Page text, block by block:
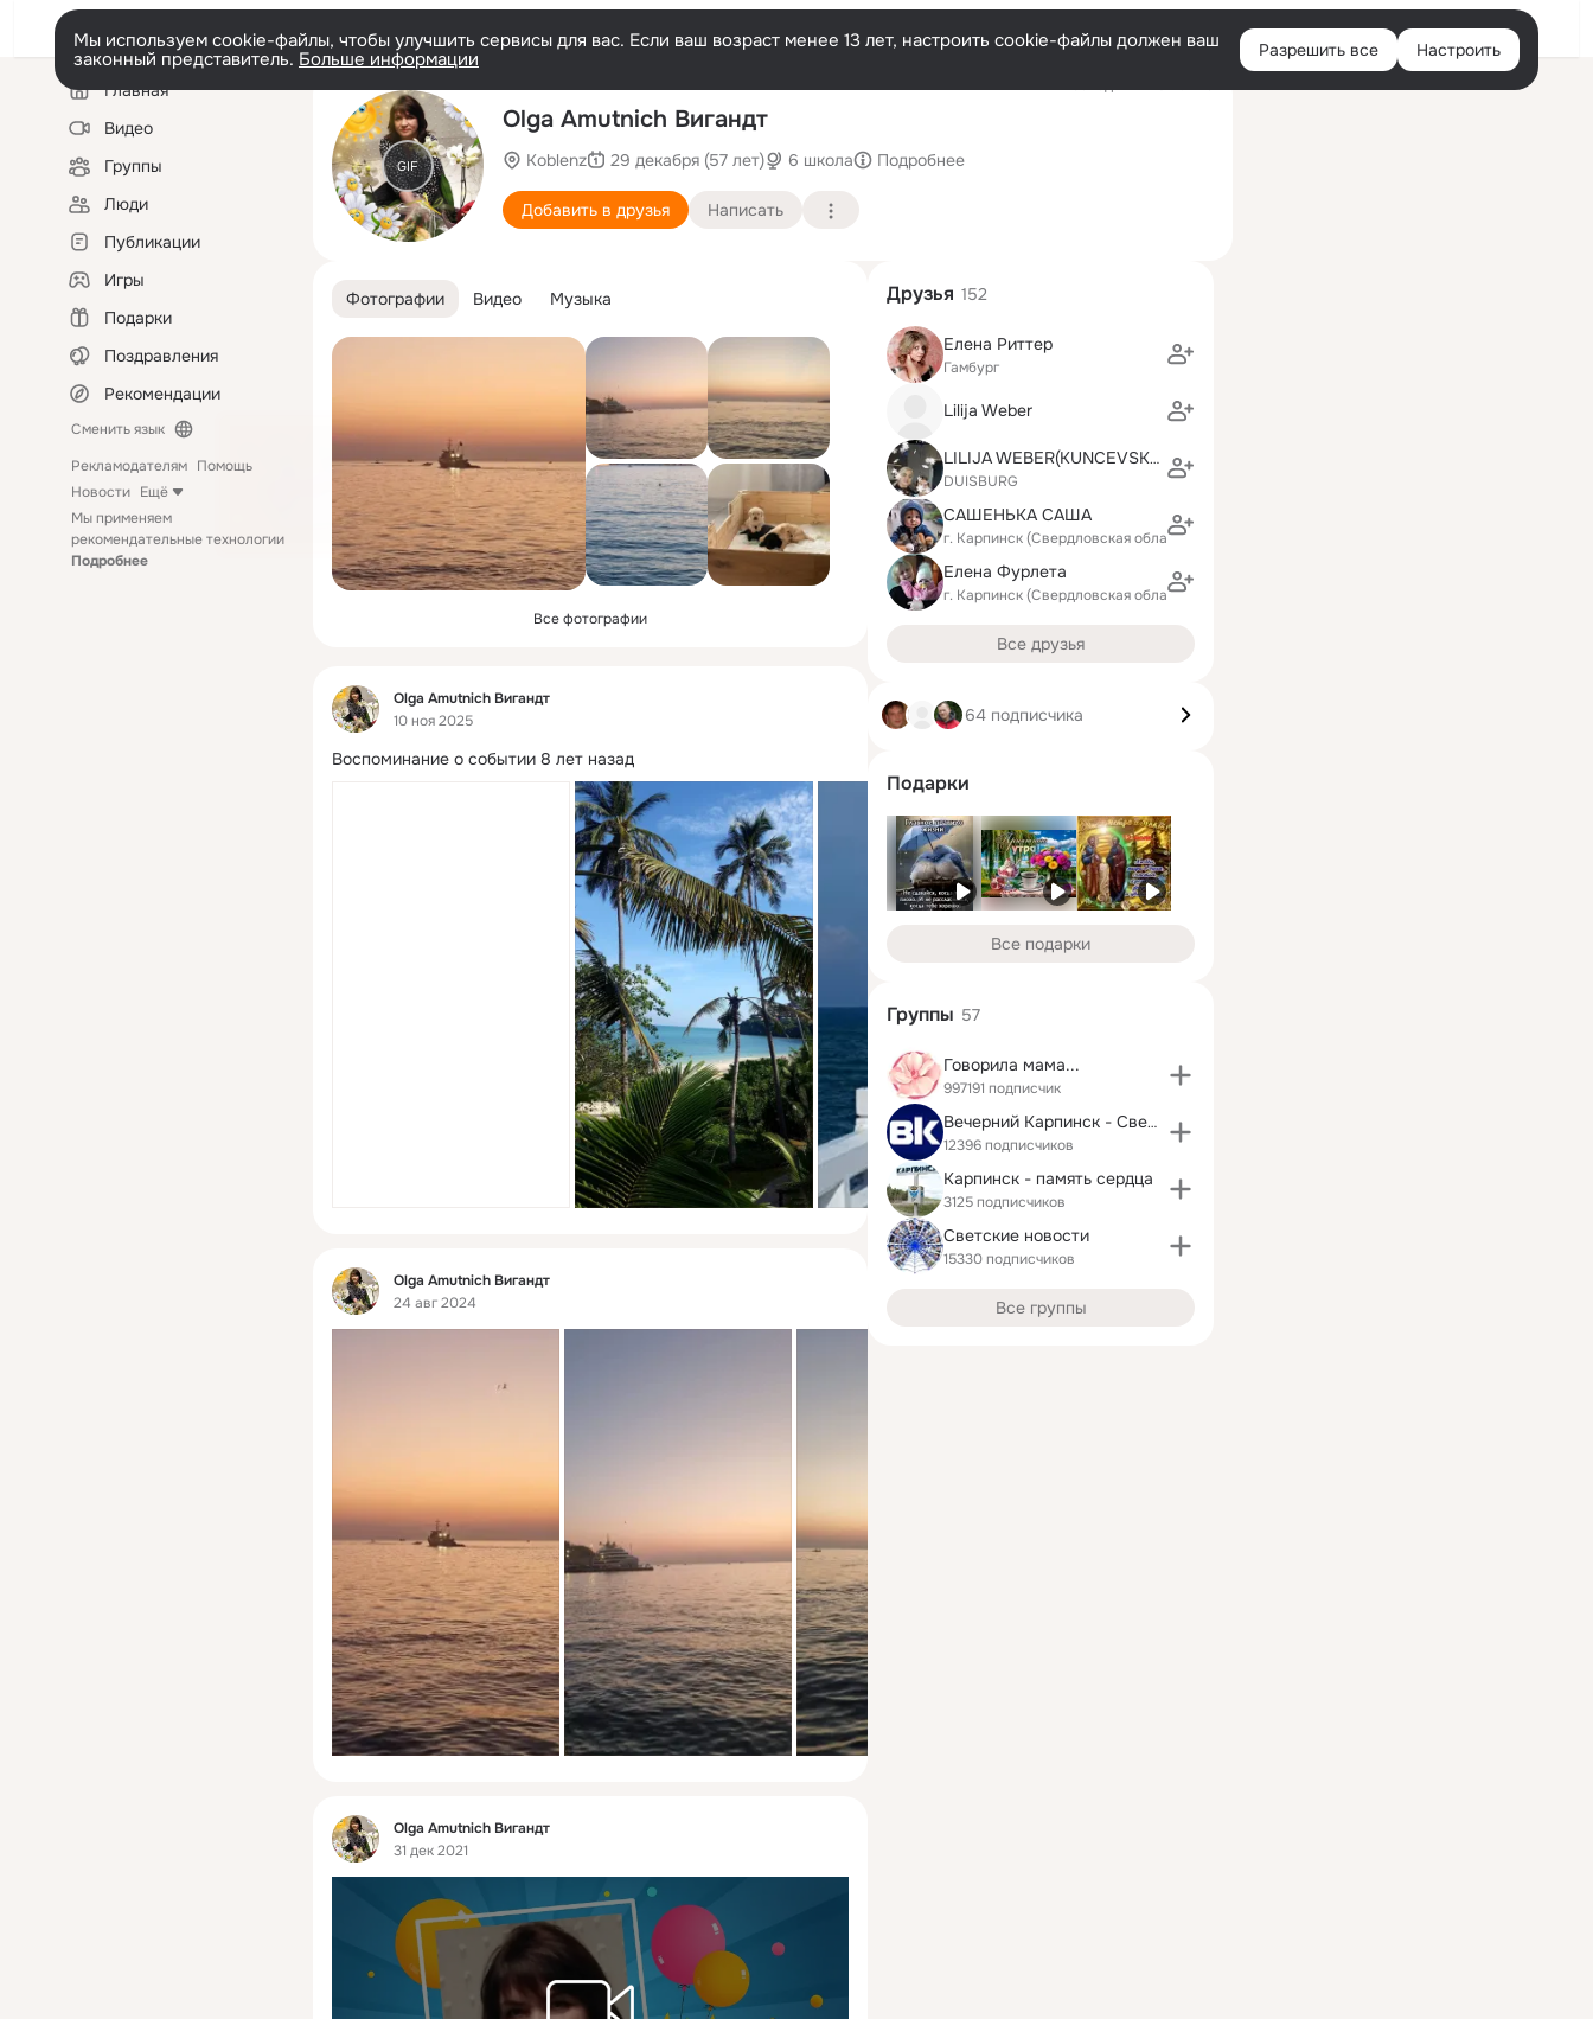
Войти
Мы используем cookie-файлы, чтобы улучшить сервисы для вас. Если ваш возраст менее 13 лет, настроить cookie-файлы должен ваш
законный представитель. Больше информации Разрешить все Настроить
Левая
колонкаГлавная
Видео
Группы
Люди
Публикации
Игры
Подарки
Поздравления
Рекомендации
Сменить язык
Рекламодателям Помощь
Новости Ещё
Мы применяем
рекомендательные технологии
Подробнее
GIF
Olga Amutnich Вигандт
Koblenz 29 декабря (57 лет) 6 школа Подробнее
Добавить в друзья Написать
Фотографии Видео Музыка
Все фотографии
Фид
Olga Amutnich Вигандт
10 ноя 2025
Воспоминание о событии 8 лет назад
Фид
Olga Amutnich Вигандт
24 авг 2024
Фид
Olga Amutnich Вигандт
31 дек 2021
Друзья 152
Елена Риттер
Гамбург
Lilija Weber
LILIJA WEBER(KUNCEVSKAJA)
DUISBURG
САШЕНЬКА САША
г. Карпинск (Свердловская область)
Елена Фурлета
г. Карпинск (Свердловская область)
Все друзья
64 подписчика
Подарки
Все подарки
Группы 57
Говорила мама...
997191 подписчик
Вечерний Карпинск - Свежие новости города
12396 подписчиков
Карпинск - память сердца
3125 подписчиков
Светские новости
15330 подписчиков
Все группы